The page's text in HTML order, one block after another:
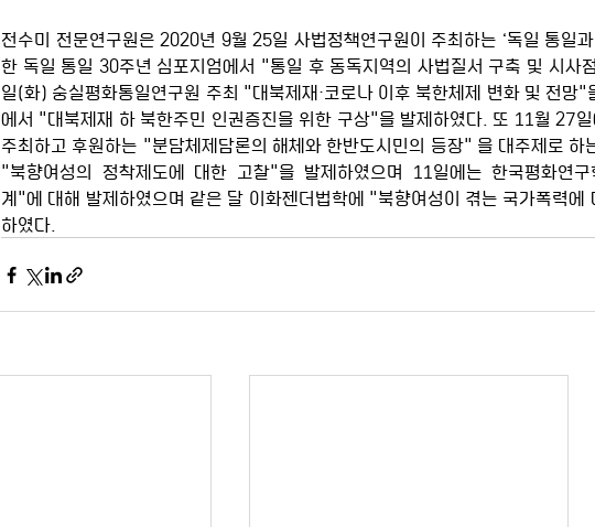
전수미 전문연구원은 2020년 9월 25일 사법정책연구원이 주최하는 ‘독일 통일
한 독일 통일 30주년 심포지엄에서 "통일 후 동독지역의 사법질서 구축 및 시사
일(화) 숭실평화통일연구원 주최 "대북제재·코로나 이후 북한체제 변화 및 전망"
에서 "대북제재 하 북한주민 인권증진을 위한 구상"을 발제하였다. 또 11월 27
주최하고 후원하는 "분담체제담론의 해체와 한반도시민의 등장" 을 대주제로 하
"북향여성의 정착제도에 대한 고찰"을 발제하였으며 11일에는 한국평화연
계"에 대해 발제하였으며 같은 달 이화젠더법학에 "북향여성이 겪는 국가폭력
하였다.